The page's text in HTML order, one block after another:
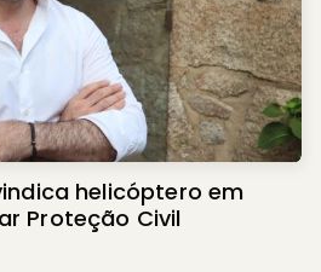
helicóptero em
Proteção Civil